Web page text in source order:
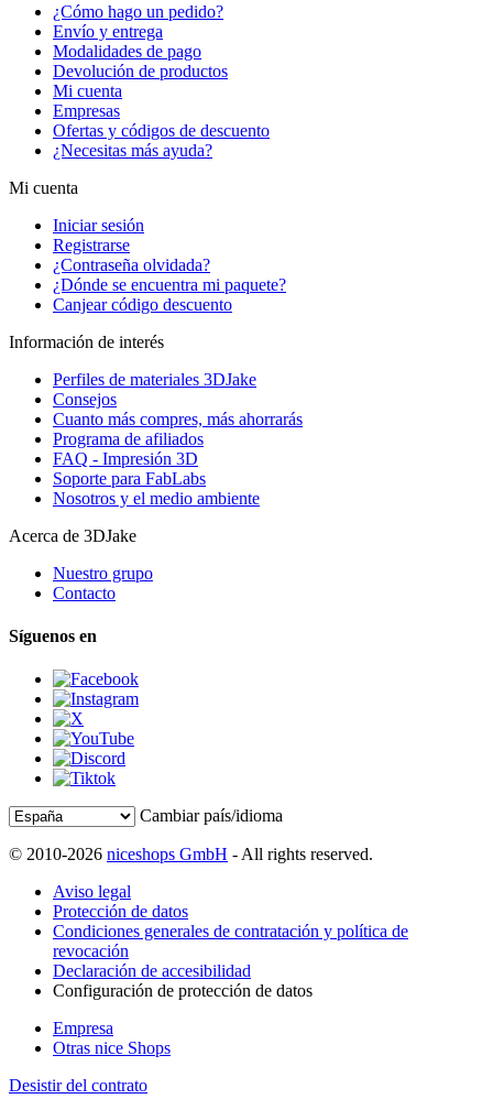
¿Cómo hago un pedido?
Envío y entrega
Modalidades de pago
Devolución de productos
Mi cuenta
Empresas
Ofertas y códigos de descuento
¿Necesitas más ayuda?
Mi cuenta
Iniciar sesión
Registrarse
¿Contraseña olvidada?
¿Dónde se encuentra mi paquete?
Canjear código descuento
Información de interés
Perfiles de materiales 3DJake
Consejos
Cuanto más compres, más ahorrarás
Programa de afiliados
FAQ - Impresión 3D
Soporte para FabLabs
Nosotros y el medio ambiente
Acerca de 3DJake
Nuestro grupo
Contacto
Síguenos en
Cambiar país/idioma
© 2010-2026 niceshops GmbH - All rights reserved.
Aviso legal
Protección de datos
Condiciones generales de contratación y política de
revocación
Declaración de accesibilidad
Configuración de protección de datos
Empresa
Otras nice Shops
Desistir del contrato